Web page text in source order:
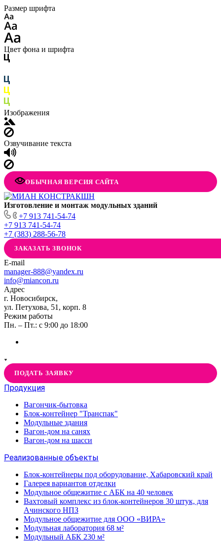
Размер шрифта
Цвет фона и шрифта
Изображения
Озвучивание текста
ОБЫЧНАЯ ВЕРСИЯ САЙТА
Изготовление и монтаж модульных зданий
+7 913 741-54-74
+7 913 741-54-74
+7 (383) 288-56-78
ЗАКАЗАТЬ ЗВОНОК
E-mail
manager-888@yandex.ru
info@miancon.ru
Адрес
г. Новосибирск,
ул. Петухова, 51, корп. 8
Режим работы
Пн. – Пт.: с 9:00 до 18:00
ПОДАТЬ ЗАЯВКУ
Продукция
Вагончик-бытовка
Блок-контейнер "Транспак"
Модульные здания
Вагон-дом на санях
Вагон-дом на шасси
Реализованные объекты
Блок-контейнеры под оборудование, Хабаровский край
Галерея вариантов отделки
Модульное общежитие с АБК на 40 человек
Вахтовый комплекс из блок-контейнеров 30 штук, для
Ачинского НПЗ
Модульное общежитие для ООО «ВИРА»
Модульная лаборатория 68 м²
Модульный АБК 230 м²